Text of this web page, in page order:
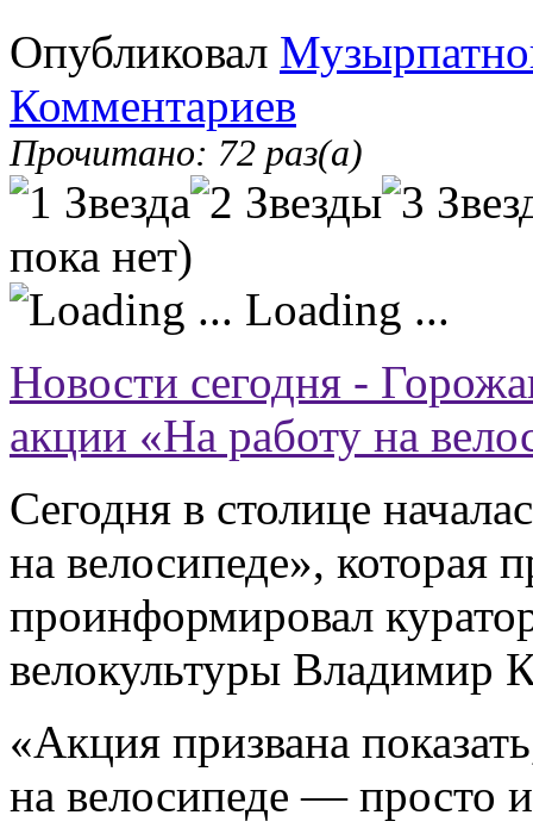
Опубликовал
Комментариев
Прочитано: 72 раз(а)
пока нет)
Loading ...
Новости сегодня -
акции «На работу на
Сегодня в столице
на велосипеде», которая
проинформировал
велокультуры
«Акция призвана
на велосипеде — просто